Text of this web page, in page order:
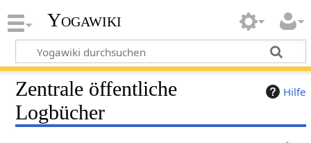
Yogawiki
Hilfe
Zentrale öffentliche
Logbücher